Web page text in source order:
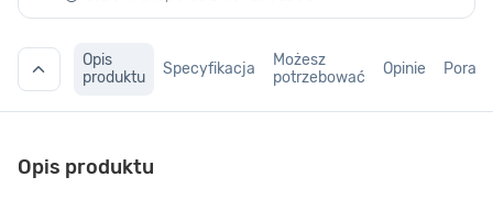
Opis
produktu
Specyfikacja
Możesz
potrzebować
Opinie Porady
Opis produktu